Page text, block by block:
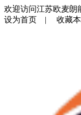
欢迎访问江苏欧麦朗
设为首页 | 收藏